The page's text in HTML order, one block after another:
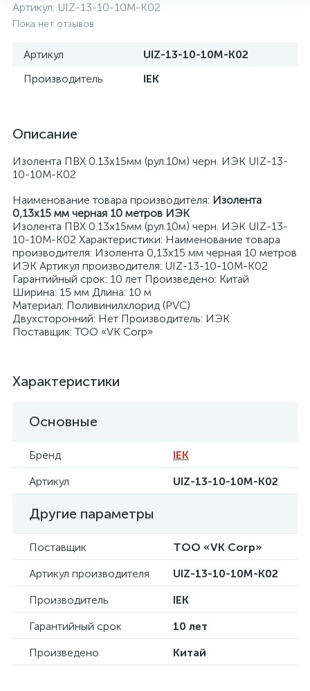
Артикул: UIZ-13-10-10M-K02
Пока нет отзывов
Артикул
UIZ-13-10-10M-K02
Производитель
IEK
Описание
Изолента ПВХ 0.13х15мм (рул.10м) черн. ИЭК UIZ-13-
10-10M-K02
Наименование товара производителя: Изолента
0,13х15 мм черная 10 метров ИЭК
Изолента ПВХ 0.13х15мм (рул.10м) черн. ИЭК UIZ-13-
10-10M-K02 Характеристики: Наименование товара
производителя: Изолента 0,13х15 мм черная 10 метров
ИЭК Артикул производителя: UIZ-13-10-10M-K02
Гарантийный срок: 10 лет Произведено: Китай
Ширина: 15 мм Длина: 10 м
Материал: Поливинилхлорид (PVC)
Двухсторонний: Нет Производитель: ИЭК
Поставщик: ТОО «VK Corp»
Характеристики
Основные
Бренд
IEK
Артикул
UIZ-13-10-10M-K02
Другие параметры
Поставщик
ТОО «VK Corp»
Артикул производителя
UIZ-13-10-10M-K02
Производитель
IEK
Гарантийный срок
10 лет
Произведено
Китай